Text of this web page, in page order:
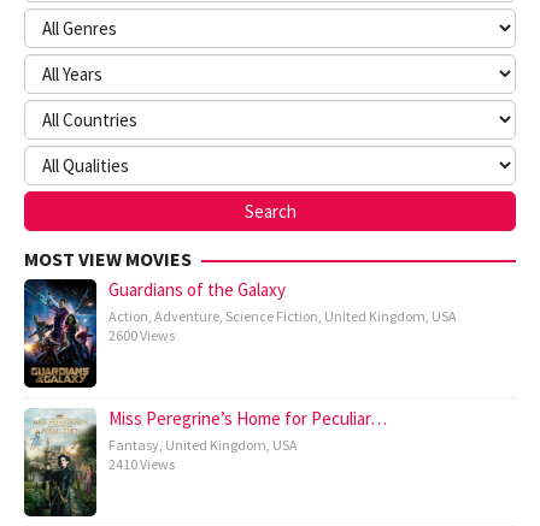
MOST VIEW MOVIES
Guardians of the Galaxy
Action, Adventure, Science Fiction, United Kingdom, USA
2600 Views
Miss Peregrine’s Home for Peculiar…
Fantasy, United Kingdom, USA
2410 Views